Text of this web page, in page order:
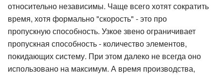
относительно независимы. Чаще всего хотят сократить
время, хотя формально "скорость" - это про
пропускную способность. Узкое звено ограничивает
пропускная способность - количество элементов,
покидающих систему. При этом далеко не всегда оно
использовано на максимум. А время производства,